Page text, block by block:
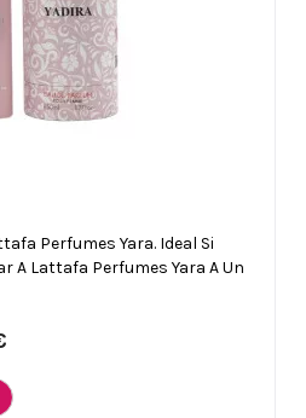
Perfumes Yara. Ideal Si
A Lattafa Perfumes Yara A Un